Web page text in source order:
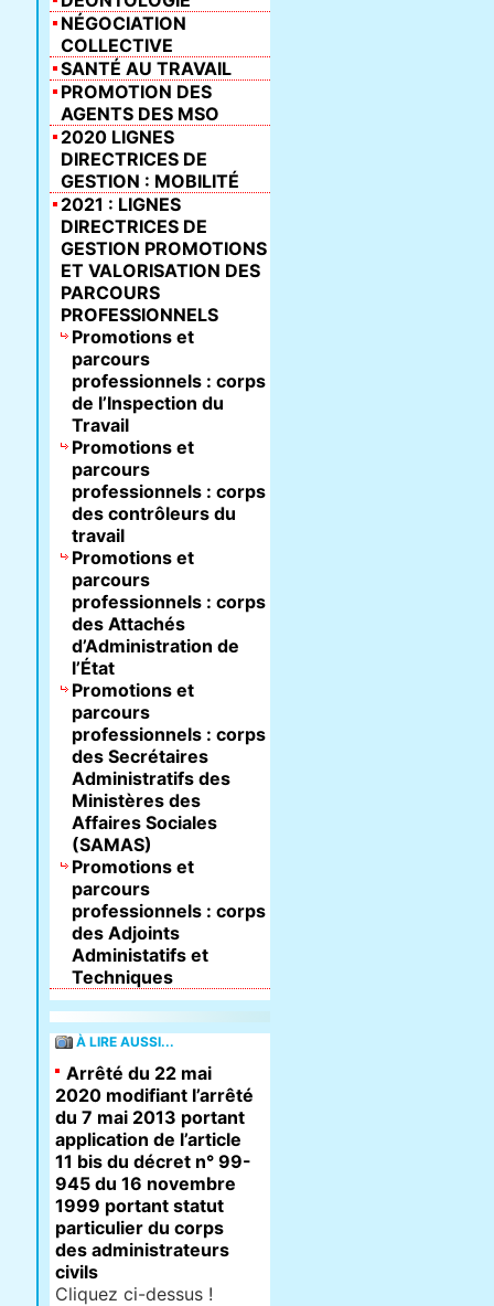
NÉGOCIATION
COLLECTIVE
SANTÉ AU TRAVAIL
PROMOTION DES
AGENTS DES MSO
2020 LIGNES
DIRECTRICES DE
GESTION : MOBILITÉ
2021 : LIGNES
DIRECTRICES DE
GESTION PROMOTIONS
ET VALORISATION DES
PARCOURS
PROFESSIONNELS
Promotions et
parcours
professionnels : corps
de l’Inspection du
Travail
Promotions et
parcours
professionnels : corps
des contrôleurs du
travail
Promotions et
parcours
professionnels : corps
des Attachés
d’Administration de
l’État
Promotions et
parcours
professionnels : corps
des Secrétaires
Administratifs des
Ministères des
Affaires Sociales
(SAMAS)
Promotions et
parcours
professionnels : corps
des Adjoints
Administatifs et
Techniques
À LIRE AUSSI...
Arrêté du 22 mai
2020 modifiant l’arrêté
du 7 mai 2013 portant
application de l’article
11 bis du décret n° 99-
945 du 16 novembre
1999 portant statut
particulier du corps
des administrateurs
civils
Cliquez ci-dessus !